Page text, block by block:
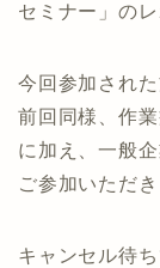
セミナー」のレ
今回参加された
前回同様、作
に加え、一般
ご参加いただき
キャンセル待